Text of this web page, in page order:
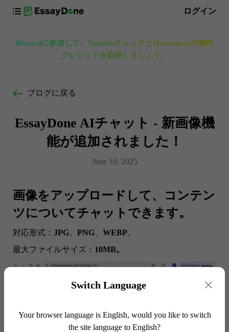
ログイン
Discordに参加して、TurnitinチェックとHumanizerの無料
クレジットを取得しましょう。
ブログに戻る
EssayDone AIチャット - 新画像機
能が追加されました！
June 10, 2025
画像をアップロードして、コンテン
ツについてチャットできます。
対応形式： JPG PNG WEBP。
最大ファイルサイズ： 10MB。
Switch Language
Your browser language is English, would you like to switch
the site language to English?